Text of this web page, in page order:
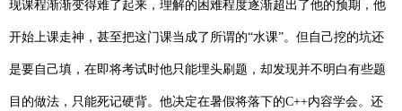
现课程渐渐变得难了起来，理解的困难程度逐渐超出了他的预期，他
开始上课走神，甚至把这门课当成了所谓的“水课”。但自己挖的坑还
是要自己填，在即将考试时他只能埋头刷题，却发现并不明白有些题
目的做法，只能死记硬背。他决定在暑假将落下的C++内容学会。还